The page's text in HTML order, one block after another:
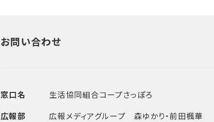
お問い合わせ
窓口名
生活協同組合コープさっぽろ
広報部
広報メディアグループ 森ゆかり・前田楓華